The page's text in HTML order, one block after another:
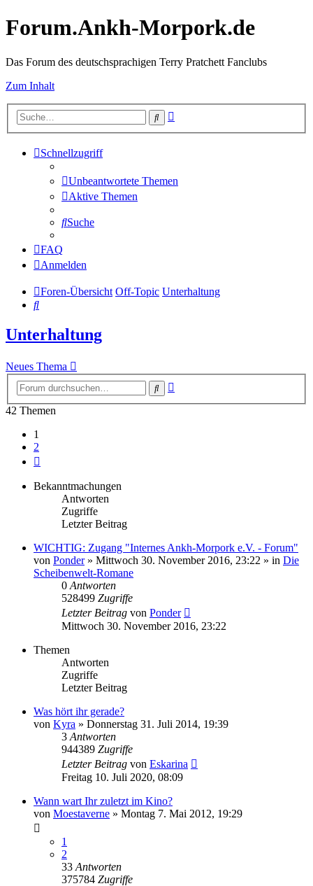
Forum.Ankh-Morpork.de
Das Forum des deutschsprachigen Terry Pratchett Fanclubs
Zum Inhalt
Suche
Schnellzugriff
Unbeantwortete Themen
Aktive Themen
Suche
FAQ
Anmelden
Foren-Übersicht Off-Topic Unterhaltung
Suche
Unterhaltung
Neues Thema
Suche
42 Themen
1
2
Bekanntmachungen
Antworten
Zugriffe
Letzter Beitrag
WICHTIG: Zugang "Internes Ankh-Morpork e.V. - Forum"
von Ponder» Mittwoch 30. November 2016, 23:22 » in Die
Scheibenwelt-Romane
0 Antworten
528499 Zugriffe
Letzter Beitrag von Ponder
Mittwoch 30. November 2016, 23:22
Themen
Antworten
Zugriffe
Letzter Beitrag
Was hört ihr gerade?
von Kyra » Donnerstag 31. Juli 2014, 19:39
3 Antworten
944389 Zugriffe
Letzter Beitrag von Eskarina
Freitag 10. Juli 2020, 08:09
Wann wart Ihr zuletzt im Kino?
von Moestaverne » Montag 7. Mai 2012, 19:29
1
2
33 Antworten
375784 Zugriffe